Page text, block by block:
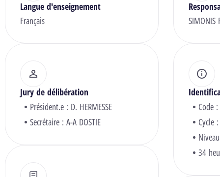
Langue d'enseignement
Français
SIMONIS
Jury de délibération
Président.e : D. HERMESSE
Secrétaire :A-A DOSTIE
Code :
Cycle
34